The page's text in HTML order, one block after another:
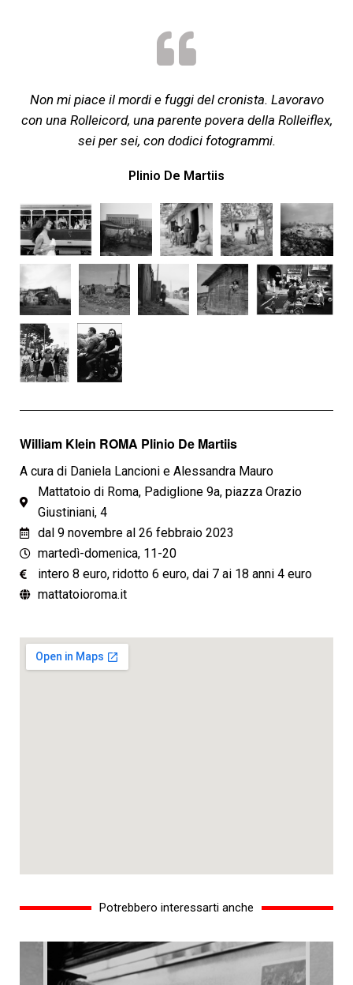
Non mi piace il mordi e fuggi del cronista. Lavoravo
con una Rolleicord, una parente povera della Rolleiflex,
sei per sei, con dodici fotogrammi.
Plinio De Martiis
William Klein ROMA Plinio De Martiis
A cura di Daniela Lancioni e Alessandra Mauro
Mattatoio di Roma, Padiglione 9a, piazza Orazio
Giustiniani, 4
dal 9 novembre al 26 febbraio 2023
martedì-domenica, 11-20
intero 8 euro, ridotto 6 euro, dai 7 ai 18 anni 4 euro
mattatoioroma.it
Potrebbero interessarti anche